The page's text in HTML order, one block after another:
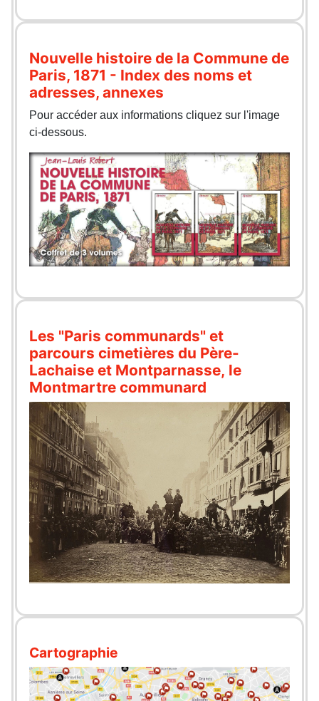
Nouvelle histoire de la Commune de
Paris, 1871 - Index des noms et
adresses, annexes
Pour accéder aux informations cliquez sur l'image
ci-dessous.
Les "Paris communards" et
parcours cimetières du Père-
Lachaise et Montparnasse, le
Montmartre communard
Cartographie